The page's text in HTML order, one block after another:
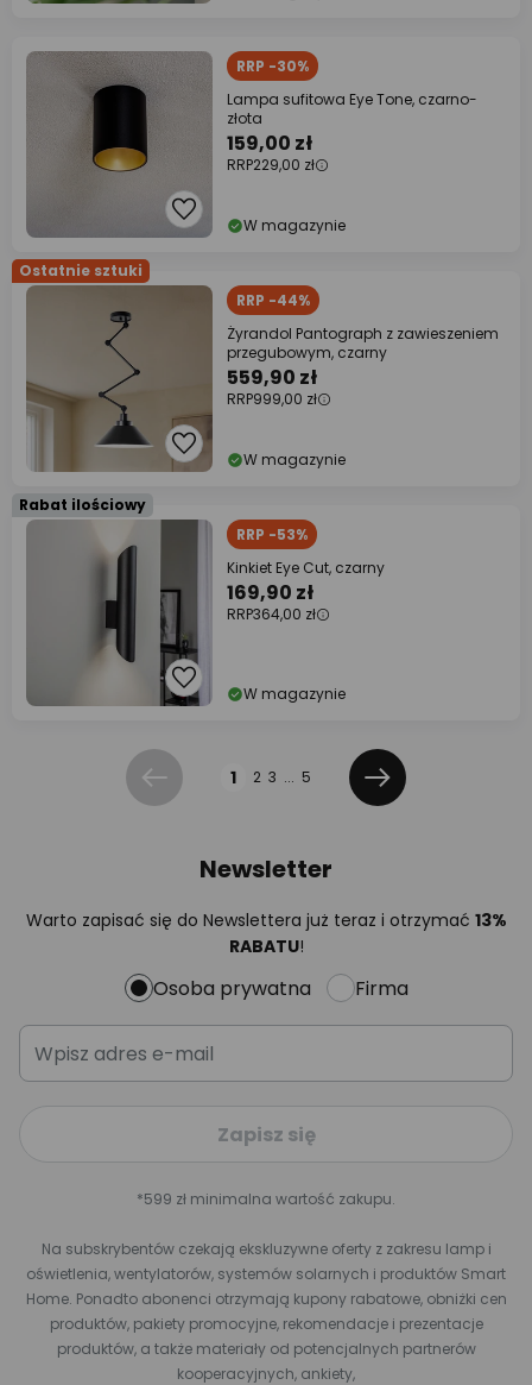
RRP -30%
Lampa sufitowa Eye Tone, czarno-
złota
159,00 zł
RRP229,00 zł
W magazynie
Ostatnie sztuki
RRP -44%
Żyrandol Pantograph z zawieszeniem
przegubowym, czarny
559,90 zł
RRP999,00 zł
W magazynie
Rabat ilościowy
RRP -53%
Kinkiet Eye Cut, czarny
169,90 zł
RRP364,00 zł
W magazynie
Poprzednia1 2 3 ... 5
Dalej
Newsletter
Warto zapisać się do Newslettera już teraz i otrzymać 13%
RABATU!
Osoba prywatna Firma
Zapisz się
*599 zł minimalna wartość zakupu.
Na subskrybentów czekają ekskluzywne oferty z zakresu lamp i
oświetlenia, wentylatorów, systemów solarnych i produktów Smart
Home. Ponadto abonenci otrzymają kupony rabatowe, obniżki cen
produktów, pakiety promocyjne, rekomendacje i prezentacje
produktów, a także materiały od potencjalnych partnerów
kooperacyjnych, ankiety,